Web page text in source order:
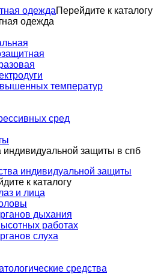
одеждаПерейдите к каталогу
одежда
температур
сред
индивидуальной защиты
к каталогу
и лица
дыхания
работах
слуха
средства